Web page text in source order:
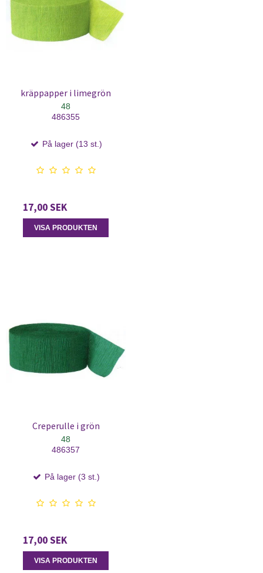
kräppapper i limegrön
48
486355
På lager (13 st.)
17,00 SEK
VISA PRODUKTEN
Creperulle i grön
48
486357
På lager (3 st.)
17,00 SEK
VISA PRODUKTEN